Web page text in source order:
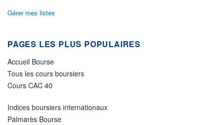
ACTIF NET (EUR)
RISQUE DU FONDS (SRI)
2/7
Gérer mes listes
PAGES LES PLUS POPULAIRES
Accueil Bourse
Tous les cours boursiers
Cours CAC 40
Indices boursiers internationaux
Palmarès Bourse